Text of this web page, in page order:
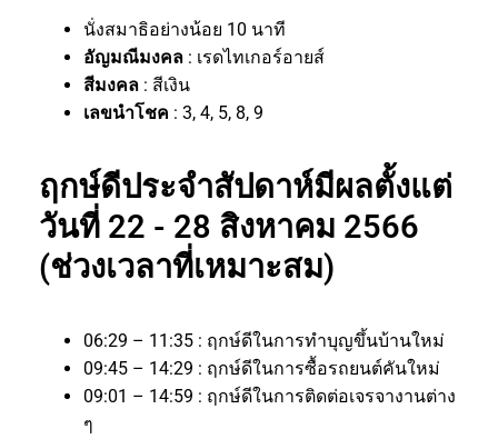
นั่งสมาธิอย่างน้อย 10 นาที
อัญมณีมงคล : เรดไทเกอร์อายส์
สีมงคล : สีเงิน
เลขนำโชค : 3, 4, 5, 8, 9
ฤกษ์ดีประจำสัปดาห์มีผลตั้งแต่
วันที่ 22 - 28 สิงหาคม 2566
(ช่วงเวลาที่เหมาะสม)
06:29 – 11:35 : ฤกษ์ดีในการทำบุญขึ้นบ้านใหม่
09:45 – 14:29 : ฤกษ์ดีในการซื้อรถยนต์คันใหม่
09:01 – 14:59 : ฤกษ์ดีในการติดต่อเจรจางานต่าง
ๆ